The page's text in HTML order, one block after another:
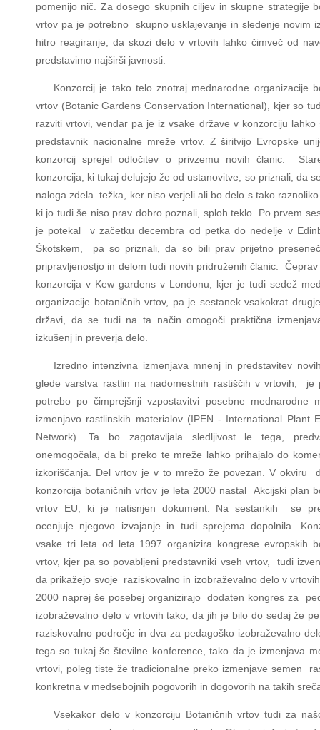
pomenijo nič. Za dosego skupnih ciljev in skupne strategije
vrtov pa je potrebno skupno usklajevanje in sledenje novim
hitro reagiranje, da skozi delo v vrtovih lahko čimveč od
predstavimo najširši javnosti.
Konzorcij je tako telo znotraj mednarodne organizacije
vrtov (Botanic Gardens Conservation International), kjer so
razviti vrtovi, vendar pa je iz vsake države v konzorciju lahko
predstavnik nacionalne mreže vrtov. Z širitvijo Evropske
konzorcij sprejel odločitev o privzemu novih članic.
konzorcija, ki tukaj delujejo že od ustanovitve, so priznali, da
naloga zdela težka, ker niso verjeli ali bo delo s tako
ki jo tudi še niso prav dobro poznali, sploh teklo. Po prvem
je potekal v začetku decembra od petka do nedelje v
Škotskem, pa so priznali, da so bili prav prijetno
pripravljenostjo in delom tudi novih pridruženih članic.
konzorcija v Kew gardens v Londonu, kjer je tudi sedež
organizacije botaničnih vrtov, pa je sestanek vsakokrat
državi, da se tudi na ta način omogoči praktična
izkušenj in preverja delo.
Izredno intenzivna izmenjava mnenj in predstavitev
glede varstva rastlin na nadomestnih rastiščih v vrtovih, je
potrebo po čimprejšnji vzpostavitvi posebne mednarodne
izmenjavo rastlinskih materialov (IPEN - International Plant
Network). Ta bo zagotavljala sledljivost le tega,
onemogočala, da bi preko te mreže lahko prihajalo do
izkoriščanja. Del vrtov je v to mrežo že povezan. V okviru
konzorcija botaničnih vrtov je leta 2000 nastal Akcijski plan
vrtov EU, ki je natisnjen dokument. Na sestankih se
ocenjuje njegovo izvajanje in tudi sprejema dopolnila.
vsake tri leta od leta 1997 organizira kongrese evropskih
vrtov, kjer pa so povabljeni predstavniki vseh vrtov, tudi
da prikažejo svoje raziskovalno in izobraževalno delo v
2000 naprej še posebej organizirajo dodaten kongres za
izobraževalno delo v vrtovih tako, da jih je bilo do sedaj že
raziskovalno področje in dva za pedagoško izobraževalno
tega so tukaj še številne konference, tako da je izmenjava
vrtovi, poleg tiste že tradicionalne preko izmenjave semen
konkretna v medsebojnih pogovorih in dogovorih na takih
Vsekakor delo v konzorciju Botaničnih vrtov tudi za